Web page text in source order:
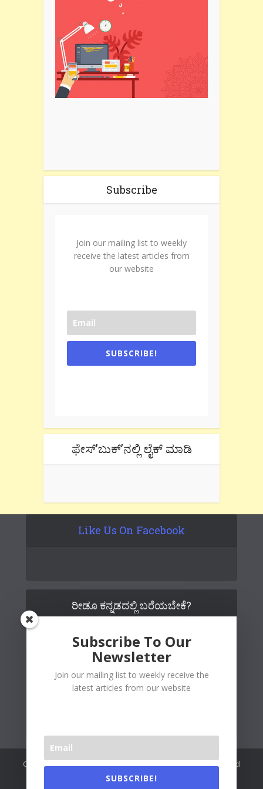
Subscribe
Join our mailing list to weekly
receive the latest articles from
our website
SUBSCRIBE!
ಫೇಸ್’ಬುಕ್’ನಲ್ಲಿ ಲೈಕ್ ಮಾಡಿ
Like Us On Facebook
ರೀಡೂ ಕನ್ನಡದಲ್ಲಿ ಬರೆಯಬೇಕೆ?
Copywrite© 2026 Readoo Media Private Limited. Created and
maintained byThe Web People
Subscribe To Our
Newsletter
Join our mailing list to weekly receive the
latest articles from our website
SUBSCRIBE!